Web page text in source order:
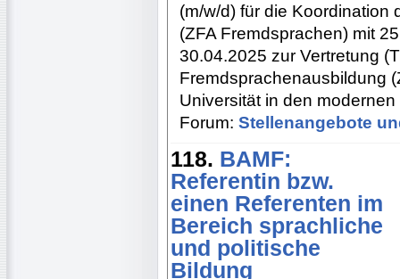
(m/w/d) für die Koordination
(ZFA Fremdsprachen) mit
30.04.2025 zur Vertretung
Fremdsprachenausbildung
Universität in den
Forum: Stellenangebote
118. BAMF:
Referentin bzw.
einen Referenten im
Bereich sprachliche
und politische
Bildung